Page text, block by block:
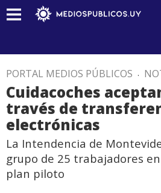
PORTAL MEDIOS PÚBLICOS .
Cuidacoches
través de
electrónicas
La Intendencia de
grupo de 25 trabajadores
plan piloto